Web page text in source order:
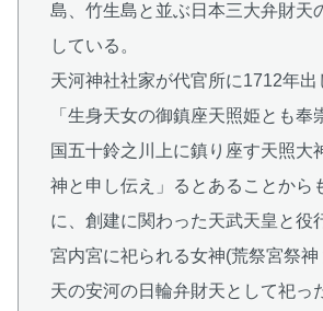
島、竹生島と並ぶ日本三大弁財天
している。
天河神社社家が代官所に1712年出
「生身天女の御鎮座天照姫とも奉
国五十鈴之川上に鎮り座す天照大
神と申し伝え」るとあることから
に、創建に関わった天武天皇と役
宮内宮に祀られる女神(荒祭宮祭神
天の安河の日輪弁財天として祀っ